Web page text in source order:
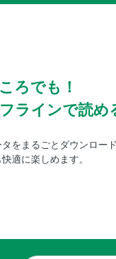
ろでも！
ラインで読め
をまるごとダウンロード
適に楽しめます。